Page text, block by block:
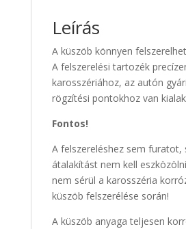
Leírás
A küszöb könnyen
A felszerelési tartozék
karosszériához, az autón
rögzítési pontokhoz van
Fontos!
A felszereléshez sem furatot,
átalakítást nem kell
nem sérül a karosszéria
küszöb felszerélése során!
A küszöb anyaga teljesen